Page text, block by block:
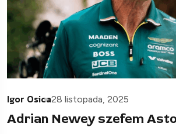
Igor Osica28 listopada, 2025
Adrian Newey szefem